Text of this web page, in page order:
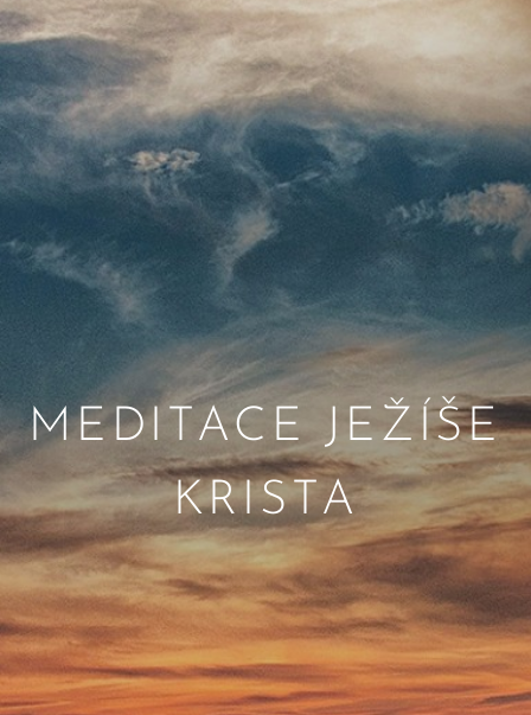
MEDITACE JEŽÍŠE
KRISTA